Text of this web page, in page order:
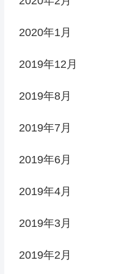
2020年1月
2019年12月
2019年8月
2019年7月
2019年6月
2019年4月
2019年3月
2019年2月